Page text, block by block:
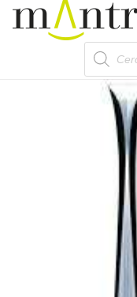
Products
search